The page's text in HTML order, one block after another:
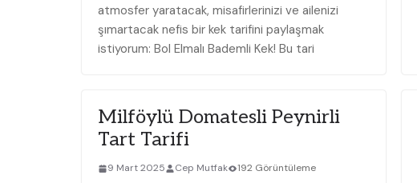
atmosfer yaratacak, misafirlerinizi ve ailenizi
şımartacak nefis bir kek tarifini paylaşmak
istiyorum: Bol Elmalı Bademli Kek! Bu tari
Milföylü Domatesli Peynirli
Tart Tarifi
9 Mart 2025 Cep Mutfak 192 Görüntüleme